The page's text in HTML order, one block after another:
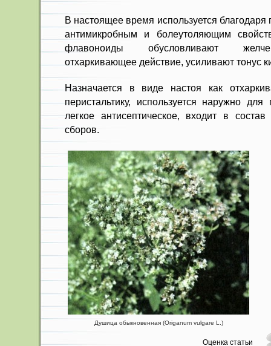
В настоящее время используется
ан­тимикробным и болеутоляющим
флавоноиды обусловливают
отхаркивающее действие, уси­ливают тонус
Назначается в виде настоя как
перистальтику, используется наружно
легкое анти­септическое, входит в состав
сборов.
Душица обыкновенная (Origanum vulgare L.)
Оценка статьи